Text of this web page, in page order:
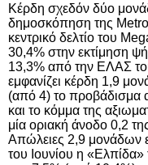
Κέρδη σχεδόν δύο
δημοσκόπηση της
κεντρικό δελτίο του
30,4% στην εκτίμηση
13,3% από την ΕΛΑΣ
εμφανίζει κέρδη 1,9
(από 4) το προβάδισμα
και το κόμμα της
μία οριακή άνοδο 0,2
Απώλειες 2,9 μονάδων
του Ιουνίου η «Ελπίδα»